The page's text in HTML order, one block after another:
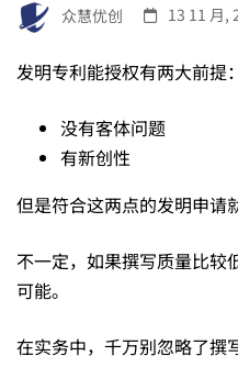
对
中
国
专
利
众慧优创 13 11 月,
发明专利能授权有两大前提：
没有客体问题
有新创性
但是符合这两点的发明申请
不一定，如果撰写质量比较
可能。
在实务中，千万别忽略了撰